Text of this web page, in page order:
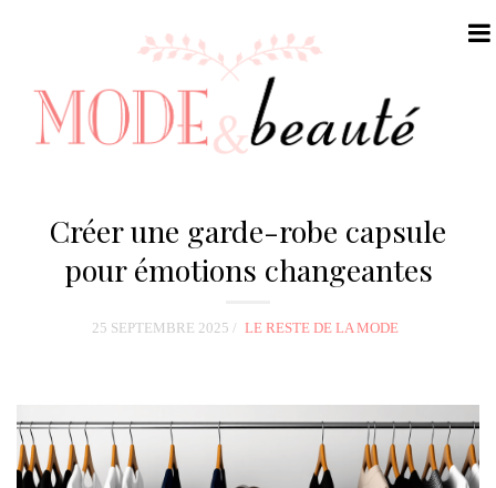
o
n
Créer une garde-robe capsule
pour émotions changeantes
25 SEPTEMBRE 2025 LE RESTE DE LA MODE